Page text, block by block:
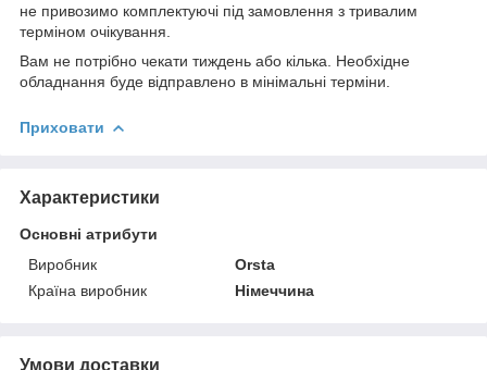
не привозимо комплектуючі під замовлення з тривалим
терміном очікування.
Вам не потрібно чекати тиждень або кілька. Необхідне
обладнання буде відправлено в мінімальні терміни.
Приховати
Характеристики
Основні атрибути
Виробник
Orsta
Країна виробник
Німеччина
Умови доставки